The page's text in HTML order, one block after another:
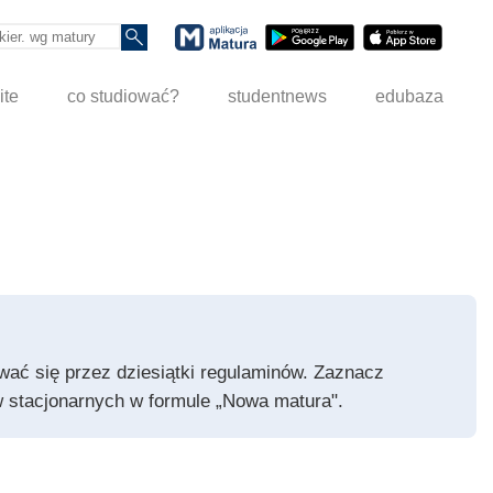
co studiować? studentnews edubaza
się przez dziesiątki regulaminów. Zaznacz
w formule „Nowa matura".